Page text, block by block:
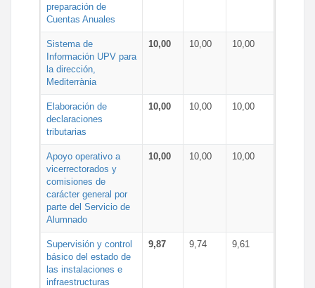
preparación de
Cuentas Anuales
Sistema de
Información UPV para
la dirección,
Mediterrània
10,00 10,00 10,00
Elaboración de
declaraciones
tributarias
10,00 10,00 10,00
Apoyo operativo a
vicerrectorados y
comisiones de
carácter general por
parte del Servicio de
Alumnado
10,00 10,00 10,00
Supervisión y control
básico del estado de
las instalaciones e
infraestructuras
9,87 9,74 9,61